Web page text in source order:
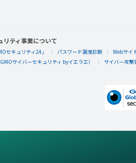
リティ事業について
セキュリティ24」 パスワード漏洩診断 Webサイ
サイバーセキュリティ byイエラエ） サイバー攻撃